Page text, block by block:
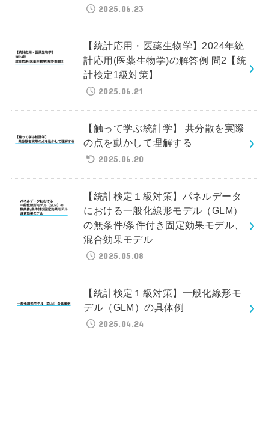
2025.06.23
【統計応用・医薬生物学】2024年統
計応用(医薬生物学)の解答例 問2【統
計検定1級対策】
2025.06.21
【触って学ぶ統計学】 共分散を実際
の点を動かして理解する
2025.06.20
【統計検定１級対策】パネルデータ
における一般化線形モデル（GLM）
の無条件/条件付き固定効果モデル、
混合効果モデル
2025.05.08
【統計検定１級対策】一般化線形モ
デル（GLM）の具体例
2025.04.24